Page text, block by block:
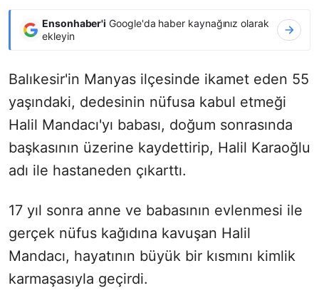
Ensonhaber'i Google'da haber kaynağınız olarak
ekleyin
Balıkesir'in Manyas ilçesinde ikamet eden 55
yaşındaki, dedesinin nüfusa kabul etmeği
Halil Mandacı'yı babası, doğum sonrasında
başkasının üzerine kaydettirip, Halil Karaoğlu
adı ile hastaneden çıkarttı.
17 yıl sonra anne ve babasının evlenmesi ile
gerçek nüfus kağıdına kavuşan Halil
Mandacı, hayatının büyük bir kısmını kimlik
karmaşasıyla geçirdi.